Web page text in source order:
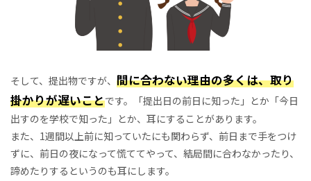
そして、提出物ですが、 間に合わない理由の多くは、取り
掛かりが遅いことです。「提出日の前日に知った」とか「今日
出すのを学校で知った」とか、耳にすることがあります。
また、1週間以上前に知っていたにも関わらず、前日まで手をつけ
ずに、前日の夜になって慌ててやって、結局間に合わなかったり、
諦めたりするというのも耳にします。